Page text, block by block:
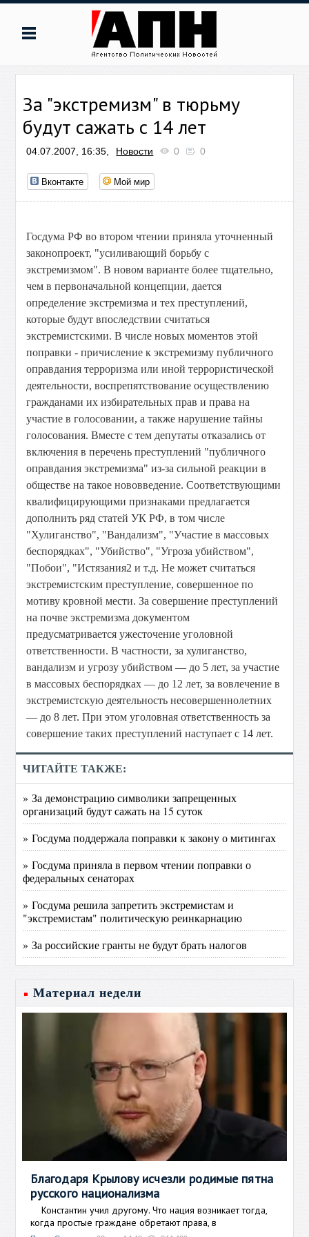
За "экстремизм" в тюрьму
будут сажать с 14 лет
04.07.2007, 16:35, Новости 0 0
Вконтакте Мой мир
Госдума РФ во втором чтении приняла уточненный
законопроект, "усиливающий борьбу с
экстремизмом". В новом варианте более тщательно,
чем в первоначальной концепции, дается
определение экстремизма и тех преступлений,
которые будут впоследствии считаться
экстремистскими. В числе новых моментов этой
поправки - причисление к экстремизму публичного
оправдания терроризма или иной террористической
деятельности, воспрепятствование осуществлению
гражданами их избирательных прав и права на
участие в голосовании, а также нарушение тайны
голосования. Вместе с тем депутаты отказались от
включения в перечень преступлений "публичного
оправдания экстремизма" из-за сильной реакции в
обществе на такое нововведение. Соответствующими
квалифицирующими признаками предлагается
дополнить ряд статей УК РФ, в том числе
"Хулиганство", "Вандализм", "Участие в массовых
беспорядках", "Убийство", "Угроза убийством",
"Побои", "Истязания2 и т.д. Не может считаться
экстремистским преступление, совершенное по
мотиву кровной мести. За совершение преступлений
на почве экстремизма документом
предусматривается ужесточение уголовной
ответственности. В частности, за хулиганство,
вандализм и угрозу убийством — до 5 лет, за участие
в массовых беспорядках — до 12 лет, за вовлечение в
экстремистскую деятельность несовершеннолетних
— до 8 лет. При этом уголовная ответственность за
совершение таких преступлений наступает с 14 лет.
ЧИТАЙТЕ ТАКЖЕ:
» За демонстрацию символики запрещенных
организаций будут сажать на 15 суток
» Госдума поддержала поправки к закону о митингах
» Госдума приняла в первом чтении поправки о
федеральных сенаторах
» Госдума решила запретить экстремистам и
"экстремистам" политическую реинкарнацию
» За российские гранты не будут брать налогов
Материал недели
Благодаря Крылову исчезли родимые пятна
русского национализма
Константин учил другому. Что нация возникает тогда,
когда простые граждане обретают права, в